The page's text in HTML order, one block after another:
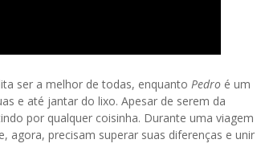
ser a melhor de todas, enquanto Pedro é um
e até jantar do lixo. Apesar de serem da
por qualquer coisinha. Durante uma viagem
agora, precisam superar suas diferenças e unir